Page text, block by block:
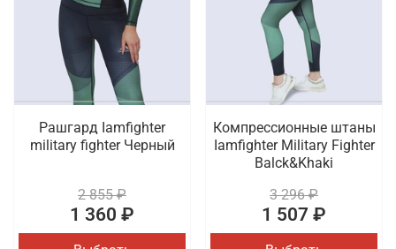
Рашгард Iamfighter
military fighter Черный
2 855 ₽
1 360 ₽
Компрессионные штаны
Iamfighter Military Fighter
Balck&Khaki
3 296 ₽
1 507 ₽